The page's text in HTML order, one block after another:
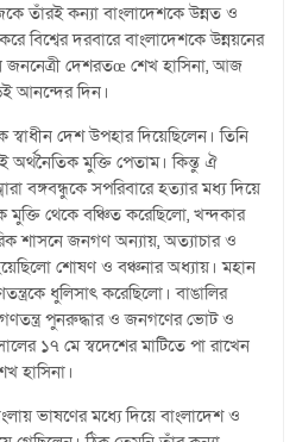
তাঁরই কন্যা বাংলাদেশকে উন্নত ও
বিশ্বের দরবারে বাংলাদেশকে উন্নয়নের
জননেত্রী দেশরতœ শেখ হাসিনা, আজ
আনন্দের দিন।
দেশ উপহার দিয়েছিলেন। তিনি
মুক্তি পেতাম। কিন্তু ঐ
বঙ্গবন্ধুকে সপরিবারে হত্যার মধ্য দিয়ে
থেকে বঞ্চিত করেছিলো, খন্দকার
শাসনে জনগণ অন্যায়, অত্যাচার ও
শোষণ ও বঞ্চনার অধ্যায়। মহান
ধুলিসাৎ করেছিলো। বাঙালির
গণতন্ত্র পুনরুদ্ধার ও জনগণের ভোট ও
১৭ মে স্বদেশের মাটিতে পা রাখেন
হাসিনা।
ভাষণের মধ্যে দিয়ে বাংলাদেশ ও